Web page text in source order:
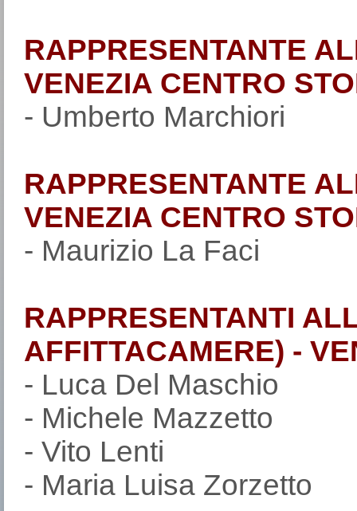
RAPPRESENTANTE
VENEZIA CENTRO
- Umberto Marchiori
RAPPRESENTANTE
VENEZIA CENTRO
- Maurizio La Faci
RAPPRESENTANTI
AFFITTACAMERE) -
- Luca Del Maschio
- Michele Mazzetto
- Vito Lenti
- Maria Luisa Zorzetto